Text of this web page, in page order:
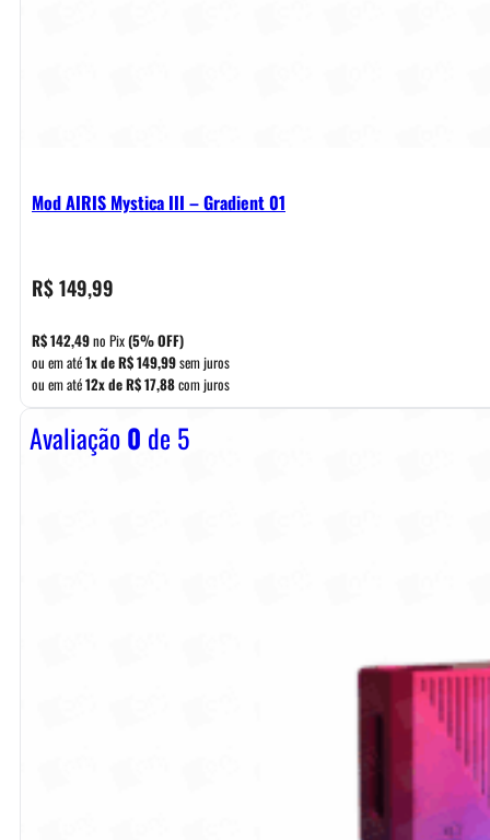
Mod AIRIS Mystica III – Gradient 01
R$149,99
R$142,49no Pix(5% OFF)
ou em até1x deR$149,99sem juros
ou em até12x deR$17,88com juros
Avaliação0 de 5